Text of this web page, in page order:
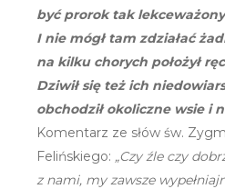
być prorok tak
I nie mógł tam zdziałać
na kilku chorych położył
Dziwił się też ich
obchodził okoliczne wsie i
Komentarz ze słów św.
Felińskiego: „Czy źle czy
z nami, my zawsze